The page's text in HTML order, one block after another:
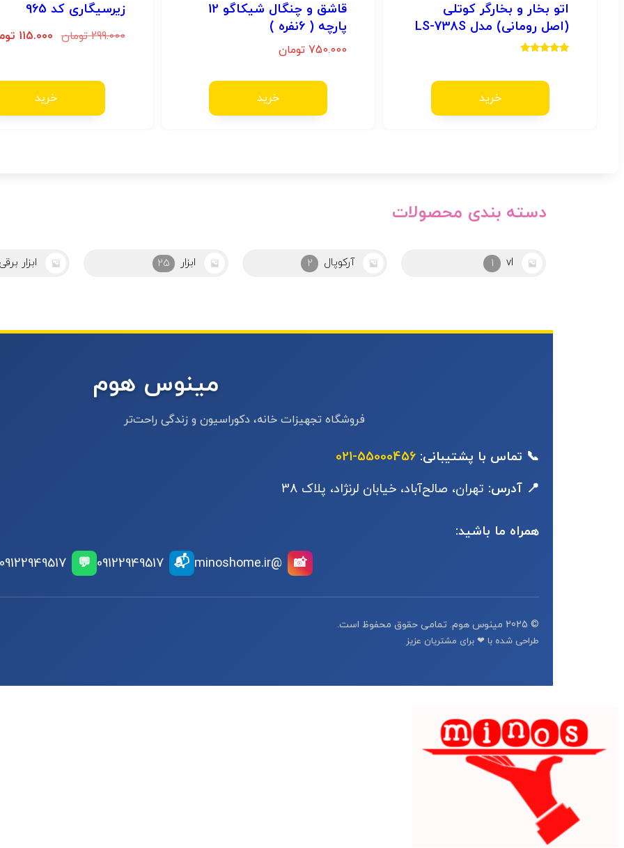
اتو بخار و بخارگر کوتلی
(اصل رومانی) مدل LS-738S
خرید
قاشق و چنگال شیکاگو 12
پارچه ( 6نفره )
750.000 تومان
خرید
زیرسیگاری کد 965
299.000 تومان 115.000
خرید
دسته بندی محصولات
آرکوپال ابزار 25 ابزار برقی
مینوس هوم
فروشگاه تجهیزات خانه، دکوراسیون و زندگی راحت‌تر
📞 تماس با پشتیبانی: 55000456-021
📍 آدرس: تهران، صالح‌آباد، خیابان لرنژاد، پلاک 38
همراه ما باشید:
📸
@minoshome.ir
📬
09122949517
💬
09122949517
© 2025 مینوس هوم. تمامی حقوق محفوظ است.
طراحی شده با ❤ برای مشتریان عزیز